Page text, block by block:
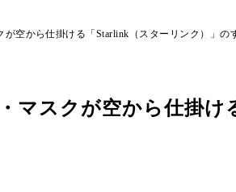
空から仕掛ける「Starlink（スターリンク）」の
マスクが空から仕掛け